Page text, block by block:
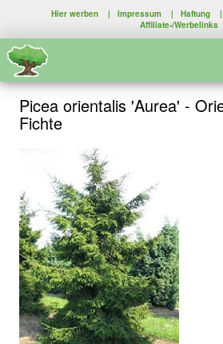
Hier werben | Impressum | Haftung |
Affiliate-/Werbelinks
Picea orientalis 'Aurea' -
Fichte